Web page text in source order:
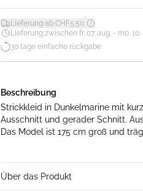
Lieferung ab CHF5.50*
Lieferung zwischen fr. 07. aug. - mo. 10.
30 tage einfache rückgabe
Beschreibung
Strickkleid in Dunkelmarine mit
Ausschnitt und gerader Schnitt.
Das Model ist 175 cm groß und
Über das Produkt